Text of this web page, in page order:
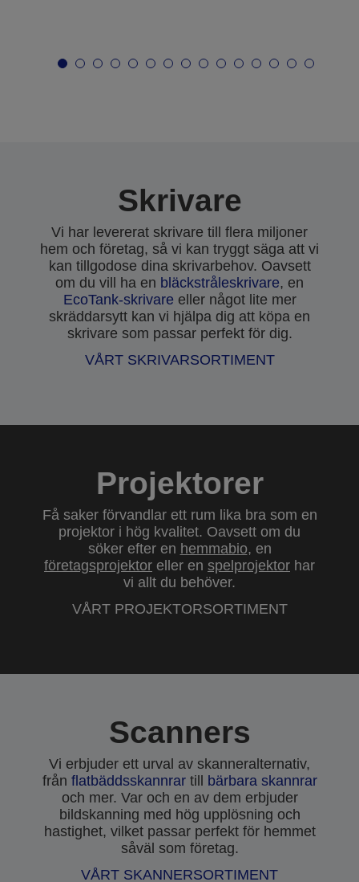
Skrivare
Vi har levererat skrivare till flera miljoner
hem och företag, så vi kan tryggt säga att vi
kan tillgodose dina skrivarbehov. Oavsett
om du vill ha en bläckstråleskrivare, en
EcoTank-skrivare eller något lite mer
skräddarsytt kan vi hjälpa dig att köpa en
skrivare som passar perfekt för dig.
VÅRT SKRIVARSORTIMENT
Projektorer
Få saker förvandlar ett rum lika bra som en
projektor i hög kvalitet. Oavsett om du
söker efter en hemmabio, en
företagsprojektor eller en spelprojektor har
vi allt du behöver.
VÅRT PROJEKTORSORTIMENT
Scanners
Vi erbjuder ett urval av skanneralternativ,
från flatbäddsskannrartill
bärbara skannrar
och mer. Var och en av dem erbjuder
bildskanning med hög upplösning och
hastighet, vilket passar perfekt för hemmet
såväl som företag.
VÅRT SKANNERSORTIMENT